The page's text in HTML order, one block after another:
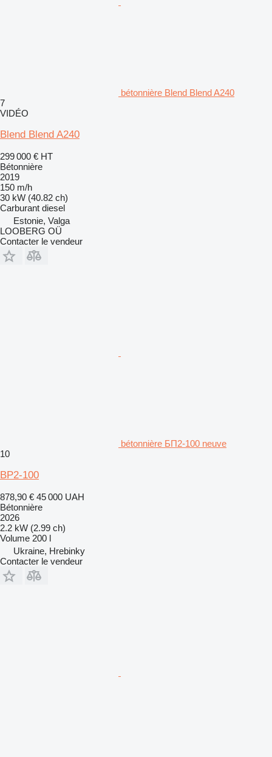
bétonnière Blend Blend A240
7
VIDÉO
Blend Blend A240
299 000 € HT
Bétonnière
2019
150 m/h
30 kW (40.82 ch)
Carburant diesel
Estonie, Valga
LOOBERG OÜ
Contacter le vendeur
bétonnière БП2-100 neuve
10
BP2-100
878,90 € 45 000 UAH
Bétonnière
2026
2.2 kW (2.99 ch)
Volume 200 l
Ukraine, Hrebinky
Contacter le vendeur